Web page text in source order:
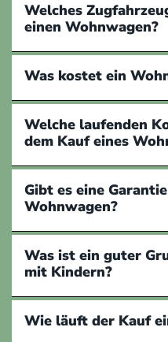
Welches
einen Wohnwagen?
Was kostet ein
Welche laufenden
dem Kauf eines
Gibt es eine
Wohnwagen?
Was ist ein guter
mit Kindern?
Wie läuft der Kauf